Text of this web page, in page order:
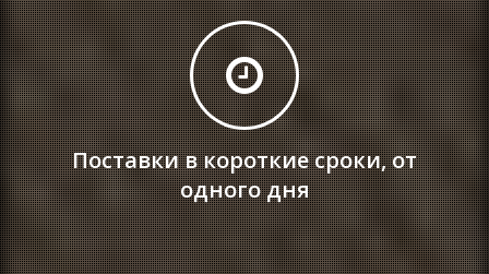
Поставки в короткие сроки, от
одного дня